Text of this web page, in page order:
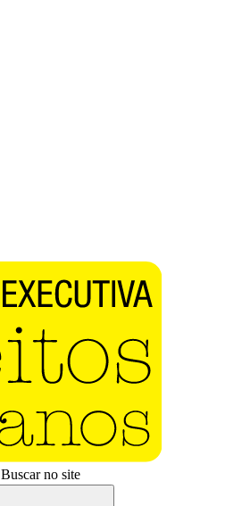
Buscar no site